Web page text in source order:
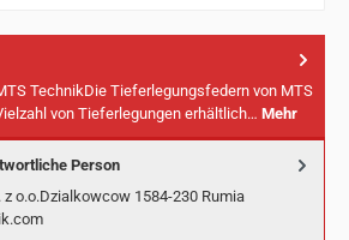
TechnikDie Tieferlegungsfedern von MTS
von Tieferlegungen erhältlich… Mehr
Person
o.o.Dzialkowcow 1584-230 Rumia